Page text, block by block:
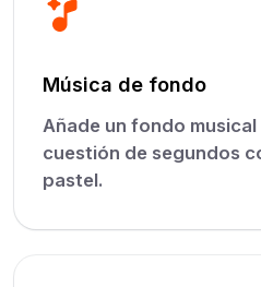
Música de fondo
Añade un fondo
cuestión de segundos
pastel.